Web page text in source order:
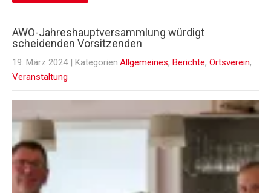
AWO-Jahreshauptversammlung würdigt
scheidenden Vorsitzenden
19. März 2024 | Kategorien:Allgemeines, Berichte, Ortsverein,
Veranstaltung